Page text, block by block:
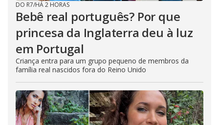
DO R7/HÁ 2 HORAS
Bebê real português? Por que
princesa da Inglaterra deu à luz
em Portugal
Criança entra para um grupo pequeno de membros da
família real nascidos fora do Reino Unido